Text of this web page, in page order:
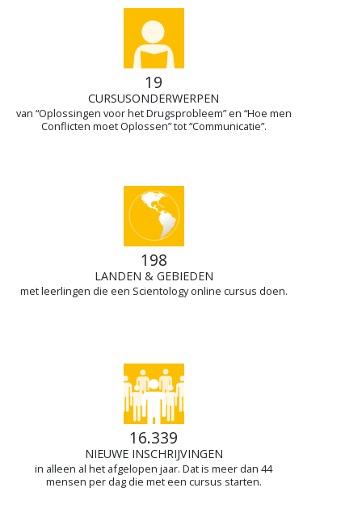
19
CURSUS­ONDER­WERPEN
van “Oplossingen voor het Drugsprobleem” en “Hoe men
Conflicten moet Oplossen” tot “Communicatie”.
198
LANDEN & GEBIEDEN
met leerlingen die een Scientology online cursus doen.
16.339
NIEUWE IN­SCHRIJ­VINGEN
in alleen al het afgelopen jaar. Dat is meer dan 44
mensen per dag die met een cursus starten.